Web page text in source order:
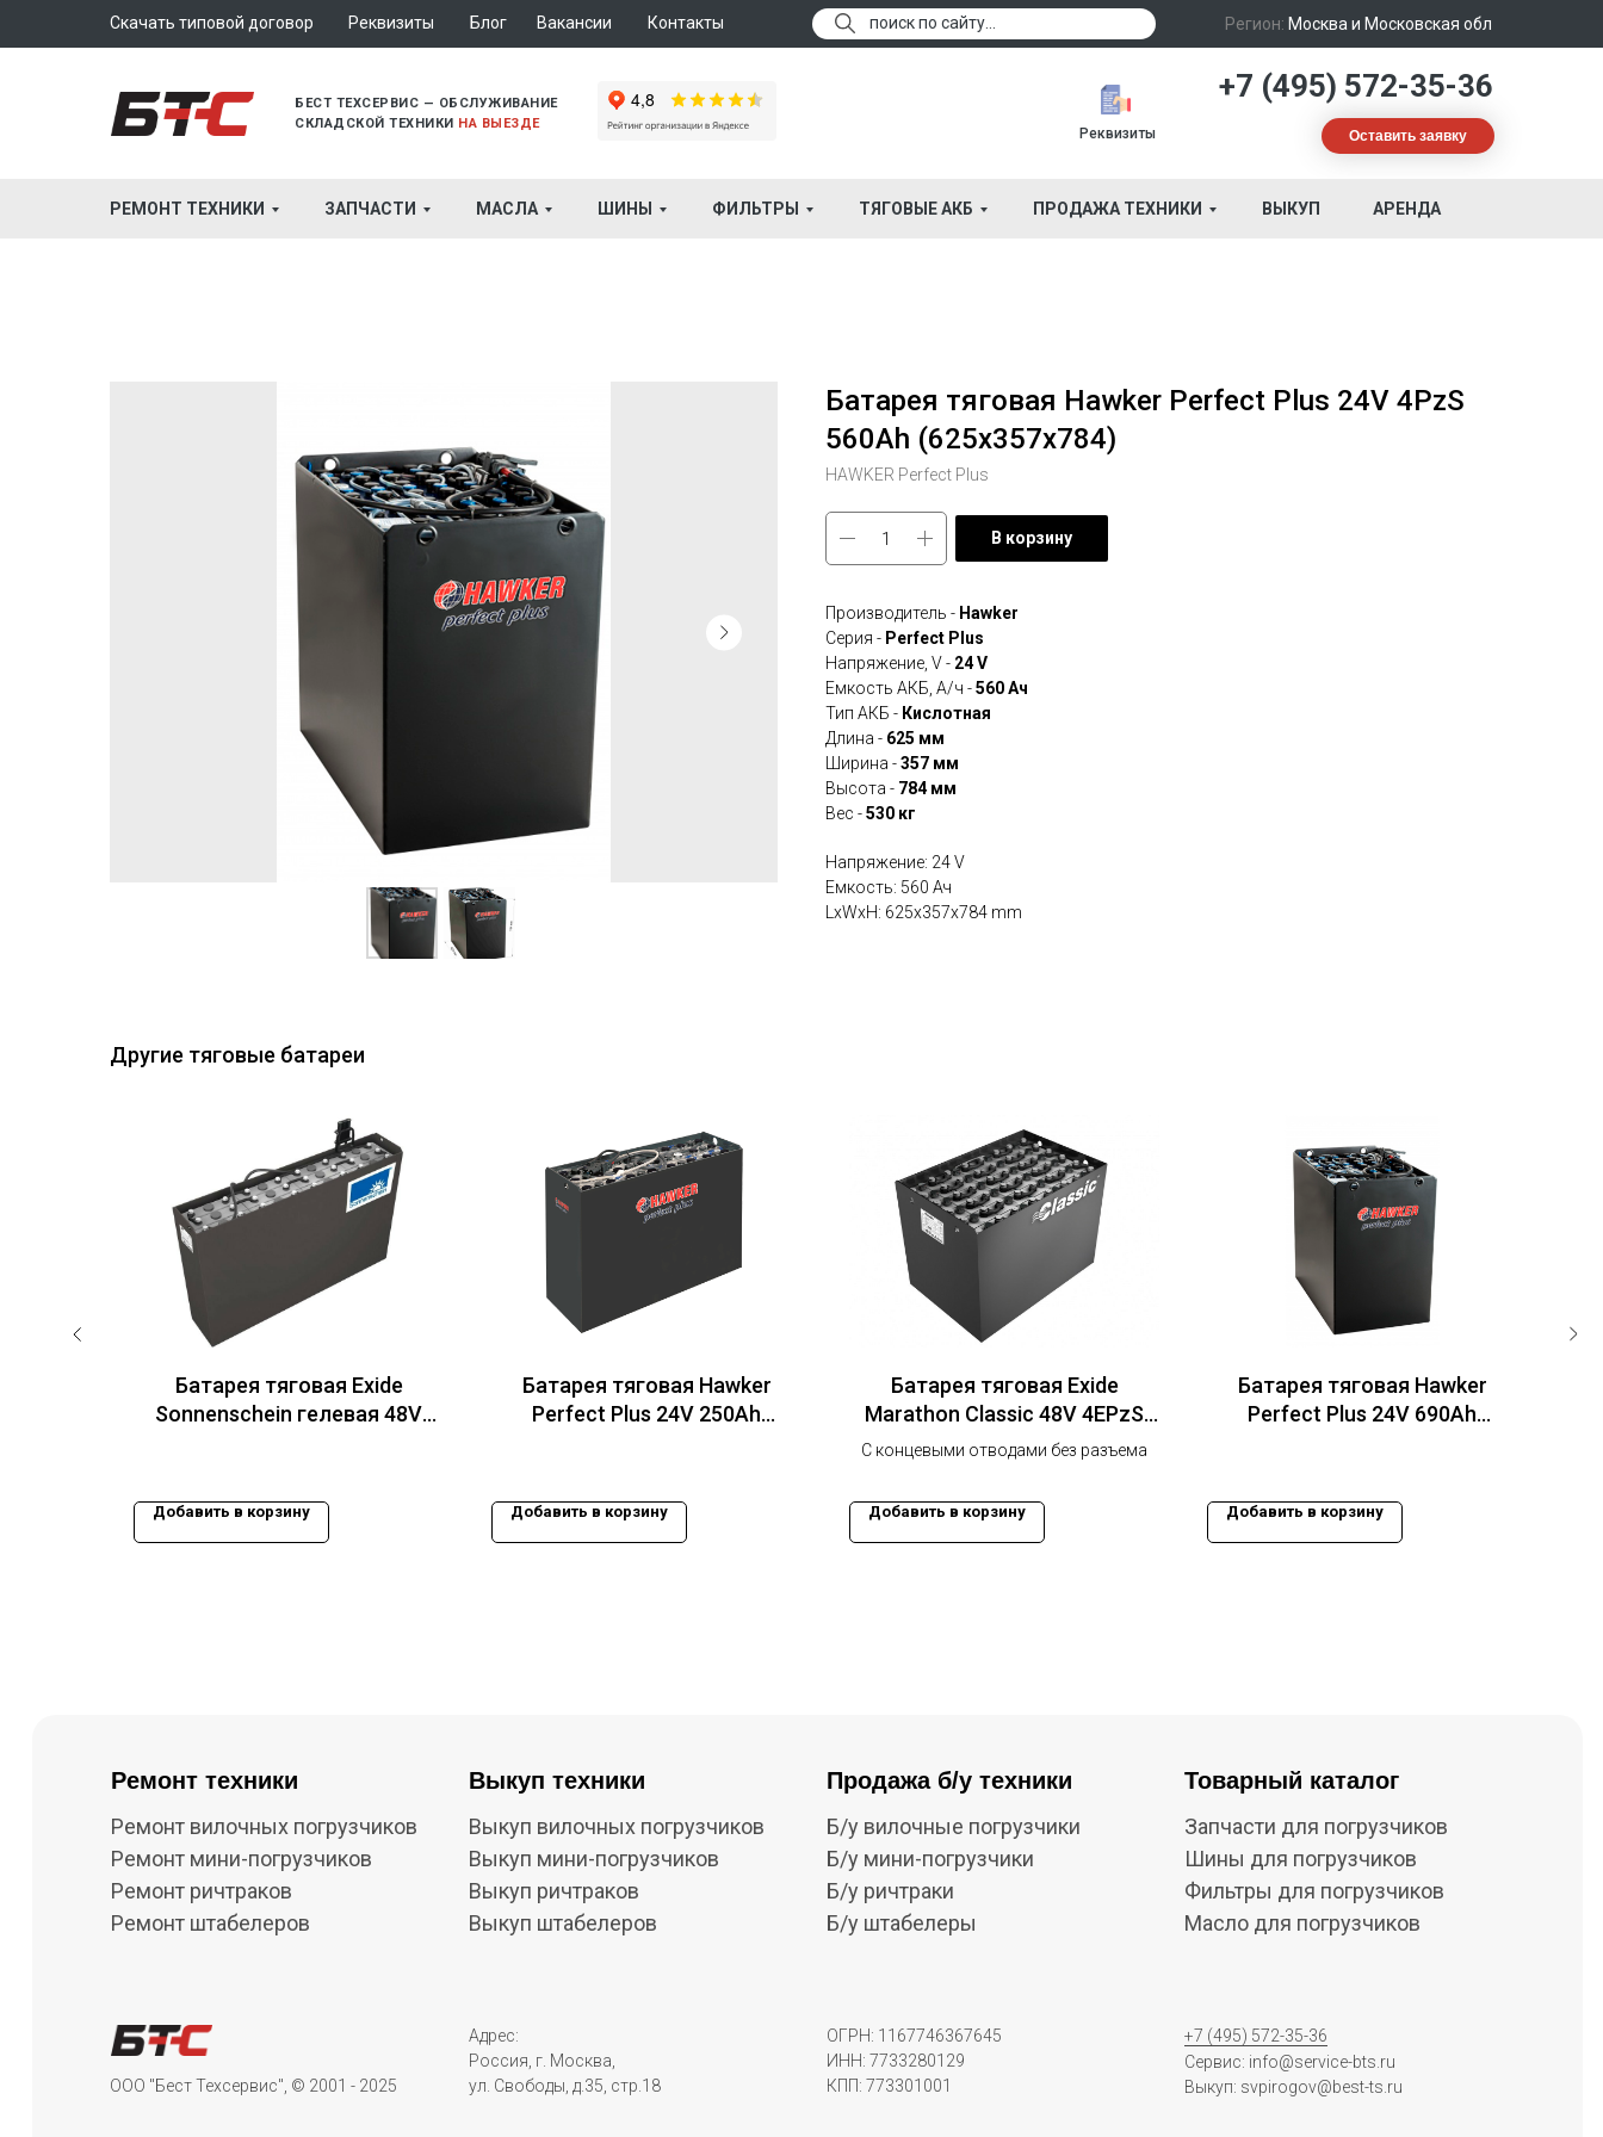
Регион: Москва и Московская обл
+7 (495) 572-35-36
БЕСТ ТЕХСЕРВИС — ОБСЛУЖИВАНИЕ
СКЛАДСКОЙ ТЕХНИКИ НА ВЫЕЗДЕ
Оставить заявку
Реквизиты
Скачать типовой договор Реквизиты Блог Вакансии Контакты поиск по сайту...
РЕМОНТ ТЕХНИКИ ЗАПЧАСТИ МАСЛА ШИНЫ ФИЛЬТРЫ ТЯГОВЫЕ АКБ ПРОДАЖА ТЕХНИКИ ВЫКУП АРЕНДА
Батарея тяговая Hawker Perfect Plus 24V 4PzS
560Ah (625x357x784)
HAWKER Perfect Plus
В корзину
Производитель - Hawker
Серия - Perfect Plus
Напряжение, V - 24 V
Емкость АКБ, А/ч -560 Ач
Тип АКБ - Кислотная
Длина - 625 мм
Ширина -357 мм
Высота - 784 мм
Вес -530 кг
Напряжение: 24 V
Eмкость: 560 Ач
LxWxH: 625x357x784 mm
Другие тяговые батареи
Батарея тяговая Exide
Sonnenschein гелевая 48V
Добавить в корзину
Батарея тяговая Hawker
Perfect Plus 24V 250Ah
Добавить в корзину
Батарея тяговая Exide
Marathon Classic 48V 4EPzS
500 Ач (980x460x778)
С концевыми отводами без разъема
Добавить в корзину
Батарея тяговая Hawker
Perfect Plus 24V 690Ah
Добавить в корзину
Ремонт вилочных погрузчиков
Ремонт мини-погрузчиков
Ремонт ричтраков
Ремонт штабелеров
Ремонт техники Выкуп техники
Выкуп вилочных погрузчиков
Выкуп мини-погрузчиков
Выкуп ричтраков
Выкуп штабелеров
Продажа б/у техники
Б/у вилочные погрузчики
Б/у мини-погрузчики
Б/у ричтраки
Б/у штабелеры
Товарный каталог
Запчасти для погрузчиков
Шины для погрузчиков
Фильтры для погрузчиков
Масло для погрузчиков
ООО "Бест Техсервис", © 2001 - 2025
Адрес:
Россия, г. Москва,
ул. Свободы, д.35, стр.18
ОГРН: 1167746367645
ИНН: 7733280129
КПП: 773301001
+7 (495) 572-35-36
Сервис: info@service-bts.ru
Выкуп: svpirogov@best-ts.ru